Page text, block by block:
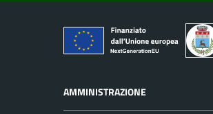
AMMINISTRAZIONE